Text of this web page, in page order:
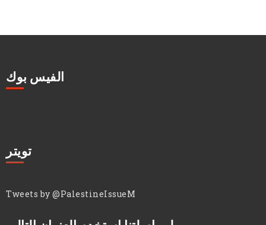
الفيس بوك
تويتر
Tweets by @PalestineIssueM